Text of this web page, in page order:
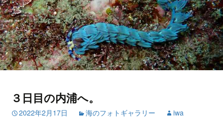
３日目の内浦へ。
2022年2月17日 海のフォトギャラリー iwa